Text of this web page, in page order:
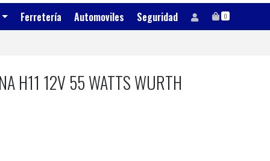
Ferretería Automoviles Seguridad 0
H11 12V 55 WATTS WURTH